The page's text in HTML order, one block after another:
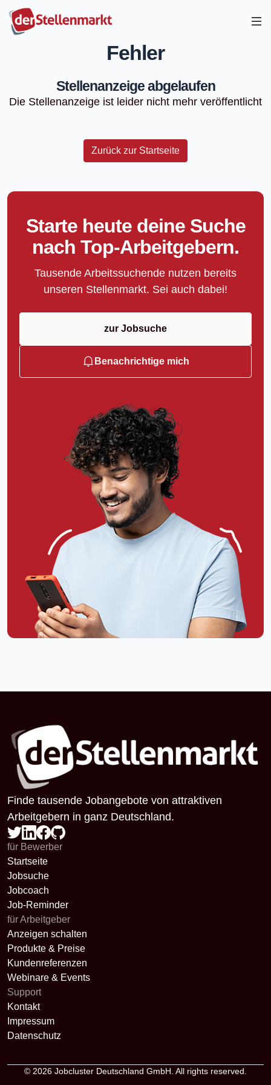
Fehler
Stellenanzeige abgelaufen
Die Stellenanzeige ist leider nicht mehr veröffentlicht
Zurück zur Startseite
Starte heute deine Suche
nach Top-Arbeitgebern.
Tausende Arbeitssuchende nutzen bereits
unseren Stellenmarkt. Sei auch dabei!
zur Jobsuche
Benachrichtige mich
Finde tausende Jobangebote von attraktiven
Arbeitgebern in ganz Deutschland.
für Bewerber
Startseite
Jobsuche
Jobcoach
Job-Reminder
für Arbeitgeber
Anzeigen schalten
Produkte & Preise
Kundenreferenzen
Webinare & Events
Support
Kontakt
Impressum
Datenschutz
© 2026 Jobcluster Deutschland GmbH. All rights reserved.